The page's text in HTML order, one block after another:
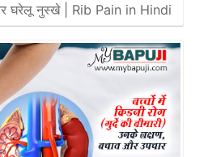
घरेलू नुस्खे | Rib Pain in Hindi